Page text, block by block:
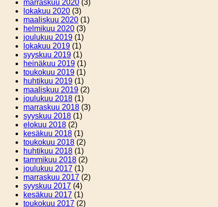
marraskuu 2020 (3)
lokakuu 2020 (3)
maaliskuu 2020 (1)
helmikuu 2020 (3)
joulukuu 2019 (1)
lokakuu 2019 (1)
syyskuu 2019 (1)
heinäkuu 2019 (1)
toukokuu 2019 (1)
huhtikuu 2019 (1)
maaliskuu 2019 (2)
joulukuu 2018 (1)
marraskuu 2018 (3)
syyskuu 2018 (1)
elokuu 2018 (2)
kesäkuu 2018 (1)
toukokuu 2018 (2)
huhtikuu 2018 (1)
tammikuu 2018 (2)
joulukuu 2017 (1)
marraskuu 2017 (2)
syyskuu 2017 (4)
kesäkuu 2017 (1)
toukokuu 2017 (2)